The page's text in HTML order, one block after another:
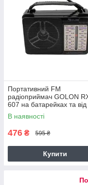
Портативний FM
радіоприймач GOLON
607 на батарейках та від
мережі
В наявності
476 ₴ 595 ₴
Купити